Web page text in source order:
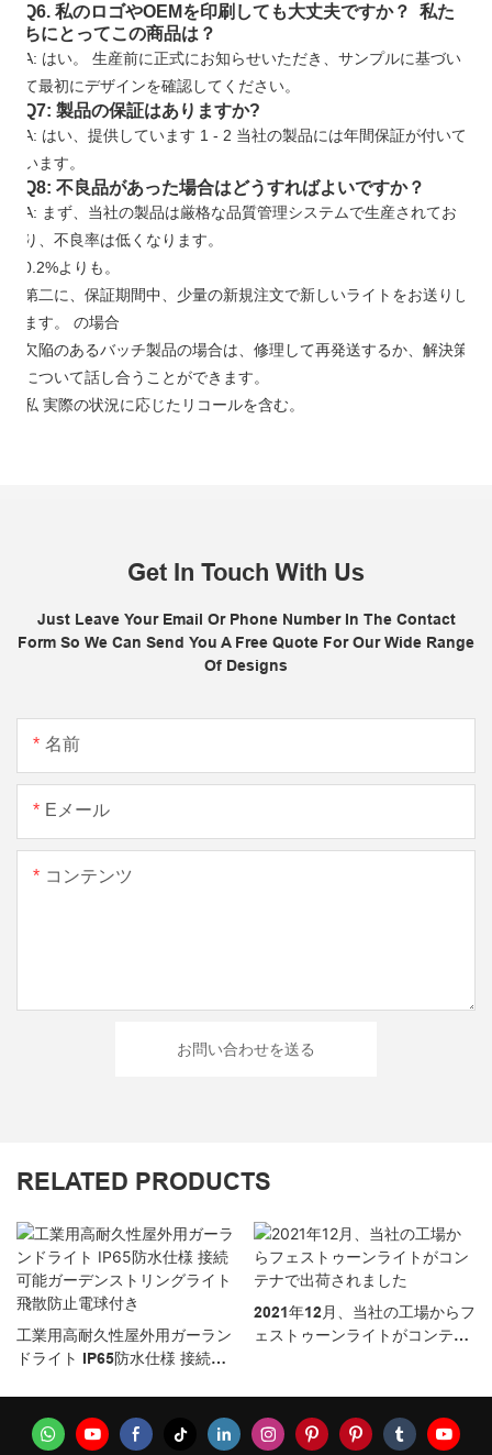
Q6. 私のロゴやOEMを印刷しても大丈夫ですか？ 私た
ちにとってこの商品は？
A: はい。 生産前に正式にお知らせいただき、サンプルに基づい
て最初にデザインを確認してください。
Q7: 製品の保証はありますか?
A: はい、提供しています 1 - 2 当社の製品には年間保証が付いて
います。
Q8: 不良品があった場合はどうすればよいですか？
A: まず、当社の製品は厳格な品質管理システムで生産されてお
り、不良率は低くなります。
0.2%よりも。
第二に、保証期間中、少量の新規注文で新しいライトをお送りし
ます。 の場合
欠陥のあるバッチ製品の場合は、修理して再発送するか、解決策
について話し合うことができます。
私 実際の状況に応じたリコールを含む。
Get In Touch With Us
Just Leave Your Email Or Phone Number In The Contact
Form So We Can Send You A Free Quote For Our Wide Range
Of Designs
名前
Eメール
コンテンツ
お問い合わせを送る
RELATED PRODUCTS
工業用高耐久性屋外用ガーラン
ドライト IP65防水仕様 接続可
2021年12月、当社の工場からフ
ェストゥーンライトがコンテナ